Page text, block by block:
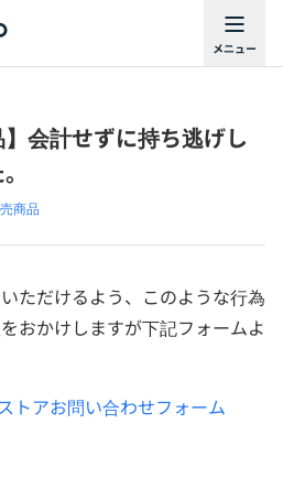
】会計せずに持ち逃げし
商品
ただけるよう、このような行為
おかけしますが下記フォームよ
トアお問い合わせフォーム